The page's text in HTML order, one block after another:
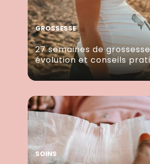
GROSSESSE
27 semaines de
évolution et conseils
SOINS